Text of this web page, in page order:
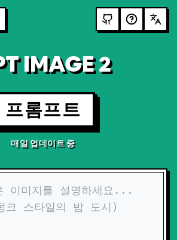
IMAGE 2
프롬프트
매일 업데이트 중